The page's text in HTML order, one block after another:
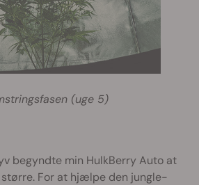
(uge 5)
begyndte min HulkBerry Auto at
For at hjælpe den jungle-